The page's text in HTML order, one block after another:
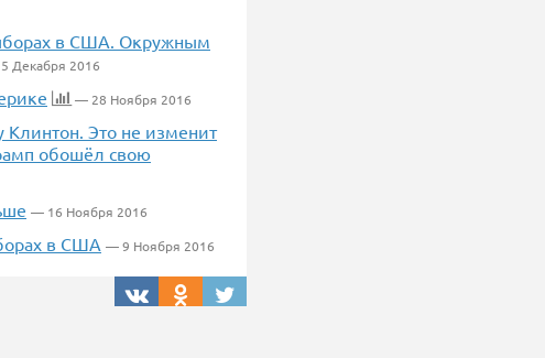
в США. Окружным
Декабря 2016
— 28 Ноября 2016
Это не изменит
обошёл свою
— 16 Ноября 2016
в США — 9 Ноября 2016